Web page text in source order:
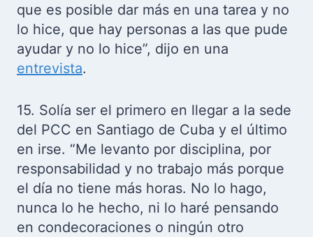
que es posible dar más en una tarea y no
lo hice, que hay personas a las que pude
ayudar y no lo hice”, dijo en una
entrevista.
15. Solía ser el primero en llegar a la sede
del PCC en Santiago de Cuba y el último
en irse. “Me levanto por disciplina, por
responsabilidad y no trabajo más porque
el día no tiene más horas. No lo hago,
nunca lo he hecho, ni lo haré pensando
en condecoraciones o ningún otro